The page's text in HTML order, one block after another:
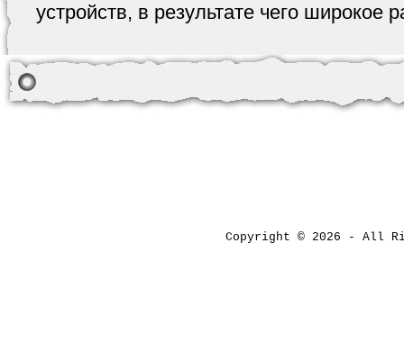
устройств, в результате чего широкое
Copyright © 2026 - All